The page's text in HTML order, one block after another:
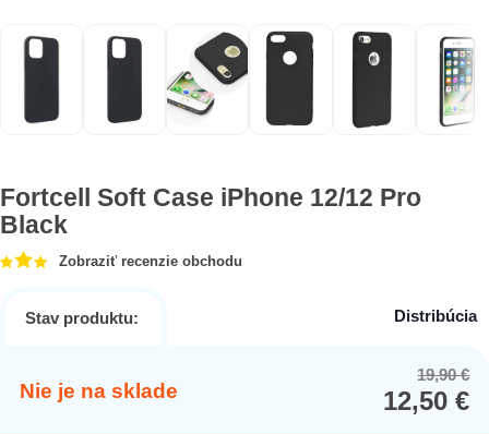
Fortcell Soft Case iPhone 12/12 Pro
Black
Zobraziť recenzie obchodu
Stav produktu: Distribúcia
Nie je na sklade
19,90€
12,50€